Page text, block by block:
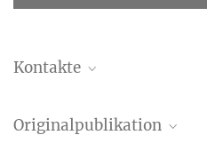
Kontakte
Ehemaliger
Originalpublikation